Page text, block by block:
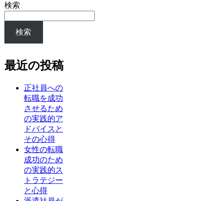
検索
検索
最近の投稿
正社員への
転職を成功
させるため
の実践的ア
ドバイスと
その心得
女性の転職
成功のため
の実践的ス
トラテジー
と心得